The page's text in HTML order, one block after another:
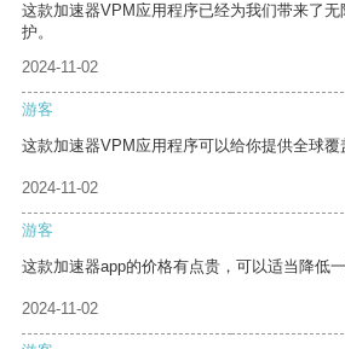
这款加速器VPM应用程序已经为我们带来了
护。
2024-11-02
游客
这款加速器VPM应用程序可以给你提供全球覆
2024-11-02
游客
这款加速器app的价格有点贵，可以适当降低
2024-11-02